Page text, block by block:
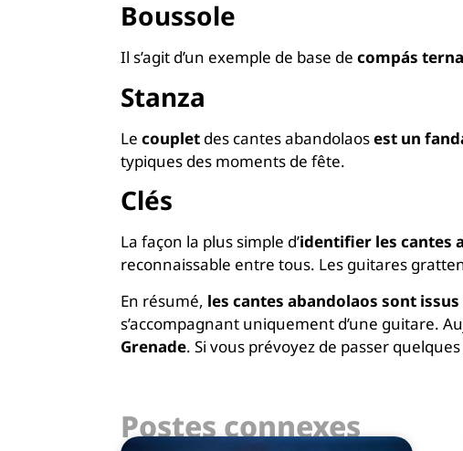
Boussole
Il s’agit d’un exemple de base de compás
Stanza
Le couplet des cantes abandolaosest un
typiques des moments de fête.
Clés
La façon la plus simple d’identifier les cantes
reconnaissable entre tous. Les guitares
En résumé, les cantes abandolaos sont
s’accompagnant uniquement d’une guitare.
Grenade. Si vous prévoyez de passer
Postes connexes